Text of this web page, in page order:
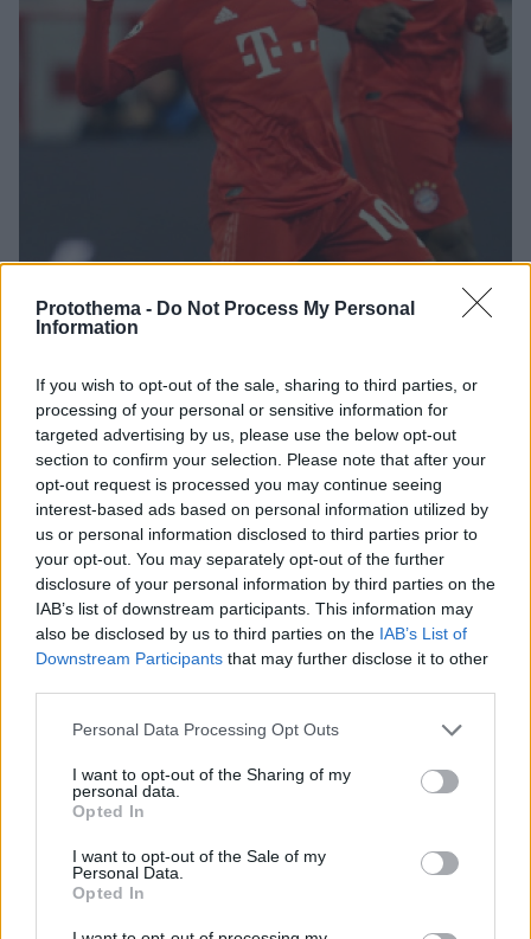
Protothema - Do Not Process My Personal
Information
If you wish to opt-out of the sale, sharing to third parties, or
processing of your personal or sensitive information for
targeted advertising by us, please use the below opt-out
section to confirm your selection. Please note that after your
opt-out request is processed you may continue seeing
interest-based ads based on personal information utilized by
us or personal information disclosed to third parties prior to
your opt-out. You may separately opt-out of the further
disclosure of your personal information by third parties on the
IAB’s list of downstream participants. This information may
also be disclosed by us to third parties on the IAB’s List of
Downstream Participants that may further disclose it to other
Please note that this website/app uses one or more Google
not limited to your visit or usage behaviour. You may click to
grant or deny consent to Google and its third-party tags to
use your data for below specified purposes in below Google
consent section.
Personal Data Processing Opt Outs
I want to opt-out of the Sharing of my
personal data.
Opted In
I want to opt-out of the Sale of my
Personal Data.
Opted In
Η Μπαρτσελόνα ζητά 90 εκατ. για τον Κοουτίνιο
αλλά δεν πρόκειται να τον πουλήσουν και... τζάμπα
07.04.2020, 11:33